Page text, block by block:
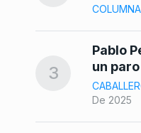
3
Pablo
un
De 2025